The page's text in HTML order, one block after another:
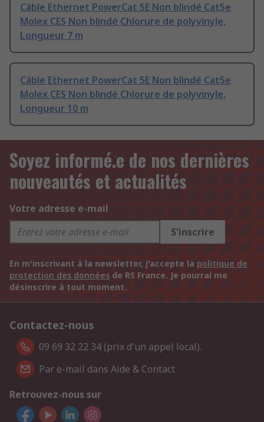
Câble Ethernet PowerCat 5E Non blindé Cat5e
Molex CES Non blindé Chlorure de polyvinyle,
Longueur 7 m
Câble Ethernet PowerCat 5E Non blindé Cat5e
Molex CES Non blindé Chlorure de polyvinyle,
Longueur 10 m
Soyez informé.e de nos dernières
nouveautés et actualités
Votre adresse e-mail
S'inscrire
En m'inscrivant à la newsletter, j'accepte la politique de
protection des données de RS France. Je pourrai me
désinscrire à tout moment.
Contactez-nous
09 69 32 22 34 (prix d'un appel local).
Par e-mail dans Aide & Contact
Retrouvez-nous sur